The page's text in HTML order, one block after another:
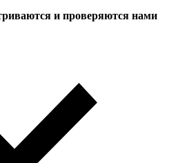
и проверяются нами